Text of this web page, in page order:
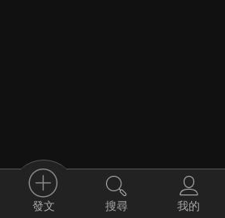
發文 搜尋 我的